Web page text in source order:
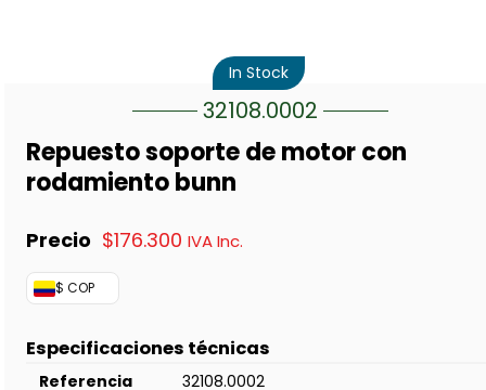
Repuesto soporte de motor con
rodamiento bunn
$176.300 IVA Inc.
$ COP
In Stock
32108.0002
Especificaciones técnicas
Referencia 32108.0002